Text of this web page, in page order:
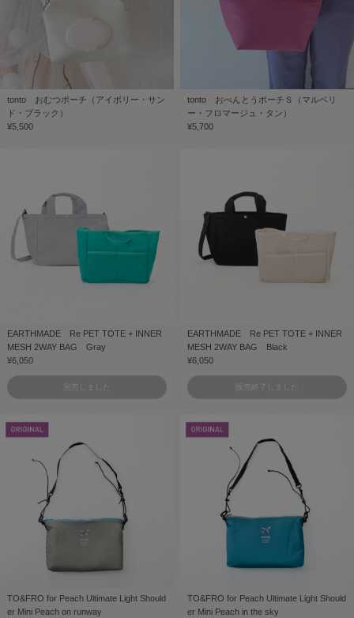
tonto おむつポーチ（アイボリー・サン
ド・ブラック）
¥5,500
tonto おべんとうポーチＳ（マルベリ
ー・フロマージュ・タン）
¥5,700
EARTHMADE Re PET TOTE + INNER
MESH 2WAY BAG Gray
¥6,050
完売しました
EARTHMADE Re PET TOTE + INNER
MESH 2WAY BAG Black
¥6,050
販売終了しました
TO&FRO for Peach Ultimate Light Should
er Mini Peach on runway
TO&FRO for Peach Ultimate Light Should
er Mini Peach in the sky